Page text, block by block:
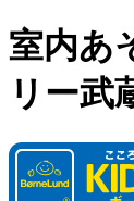
室内あ
リー武